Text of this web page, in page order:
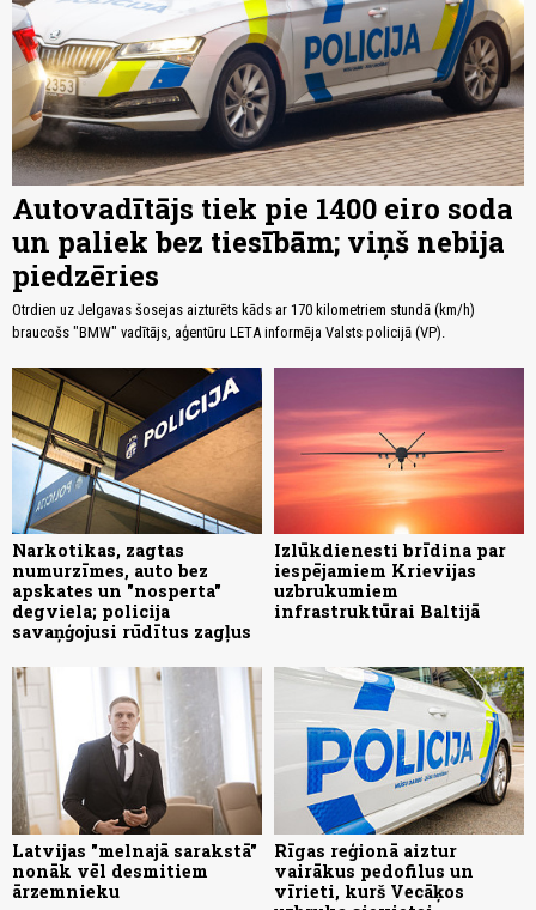
Autovadītājs tiek pie 1400 eiro soda
un paliek bez tiesībām; viņš nebija
piedzēries
Otrdien uz Jelgavas šosejas aizturēts kāds ar 170 kilometriem stundā (km/h)
braucošs "BMW" vadītājs, aģentūru LETA informēja Valsts policijā (VP).
Narkotikas, zagtas
numurzīmes, auto bez
apskates un "nosperta"
degviela; policija
savaņģojusi rūdītus zagļus
Izlūkdienesti brīdina par
iespējamiem Krievijas
uzbrukumiem
infrastruktūrai Baltijā
Latvijas "melnajā sarakstā"
nonāk vēl desmitiem
ārzemnieku
Rīgas reģionā aiztur
vairākus pedofilus un
vīrieti, kurš Vecāķos